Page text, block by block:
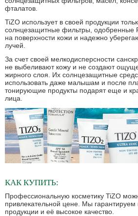
фталатов.
TiZO использует в своей продукции
солнцезащитные фильтры, одобренные
на поверхности кожи и надежно
лучей.
За счет своей мелкодисперсности
не выбеливают кожу и не создают
жирного слоя. Их солнцезащитные
использовать даже малышам и после
тонирующие продукты подарят еще и
лица.
КАК КУПИТЬ:
Профессиональную косметику TiZO
привлекательной цене. Мы гарантируем
продукции и её высокое качество.